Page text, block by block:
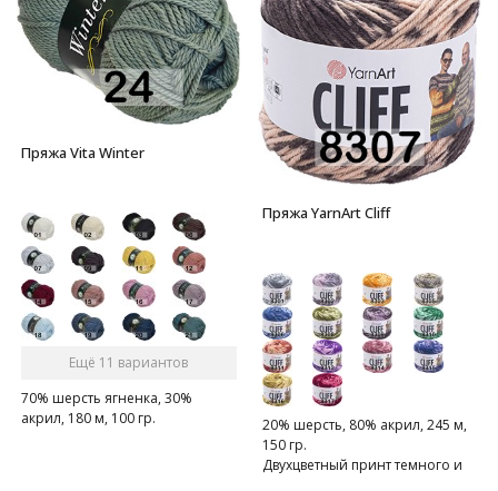
Пряжа Vita Winter
Ещё 11 вариантов
70% шерсть ягненка, 30%
акрил, 180 м, 100 гр.
Пряжа YarnArt Cliff
20% шерсть, 80% акрил, 245 м,
150 гр.
Двухцветный принт темного и